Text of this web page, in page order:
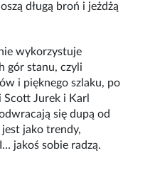
długą broń i jeżdżą
wykorzystuje
gór stanu, czyli
i pięknego szlaku, po
Jurek i Karl
się dupą od
jako trendy,
jakoś sobie radzą.